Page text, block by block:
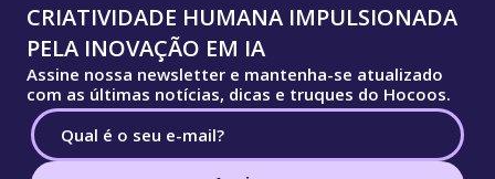
CRIATIVIDADE HUMANA IMPULSIONADA
PELA INOVAÇÃO EM IA
Assine nossa newsletter e mantenha-se atualizado
com as últimas notícias, dicas e truques do Hocoos.